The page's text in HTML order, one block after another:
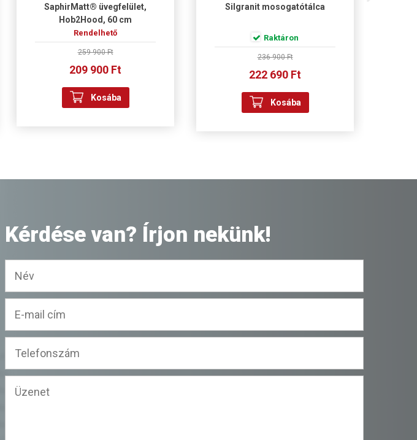
SaphirMatt® üvegfelület,
Hob2Hood, 60 cm
Rendelhető
259 900 Ft
209 900 Ft
Kosába
Silgranit mosogatótálca
Raktáron
236 900 Ft
222 690 Ft
Kosába
Kérdése van? Írjon nekünk!